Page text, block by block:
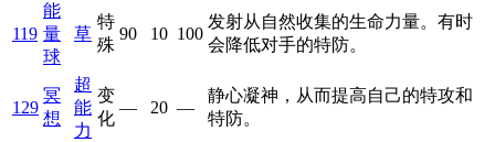
119
能
量
球
草
特
殊
90 10 100
发射从自然收集的生命力量。有时
会降低对手的特防。
129
冥
想
超
能
力
变
化
— 20 —
静心凝神，从而提高自己的特攻和
特防。